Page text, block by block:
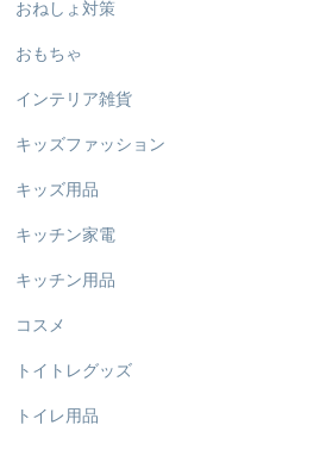
おねしょ対策
おもちゃ
インテリア雑貨
キッズファッション
キッズ用品
キッチン家電
キッチン用品
コスメ
トイトレグッズ
トイレ用品